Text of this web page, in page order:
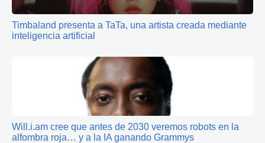
Timbaland presenta a TaTa, una artista creada mediante
inteligencia artificial
Will.i.am cree que antes de 2030 veremos robots en la
alfombra roja… y a la IA ganando Grammys